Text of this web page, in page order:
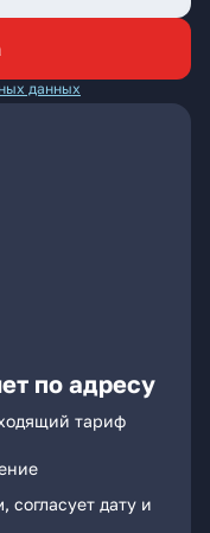
данных
по адресу
тариф
согласует дату и